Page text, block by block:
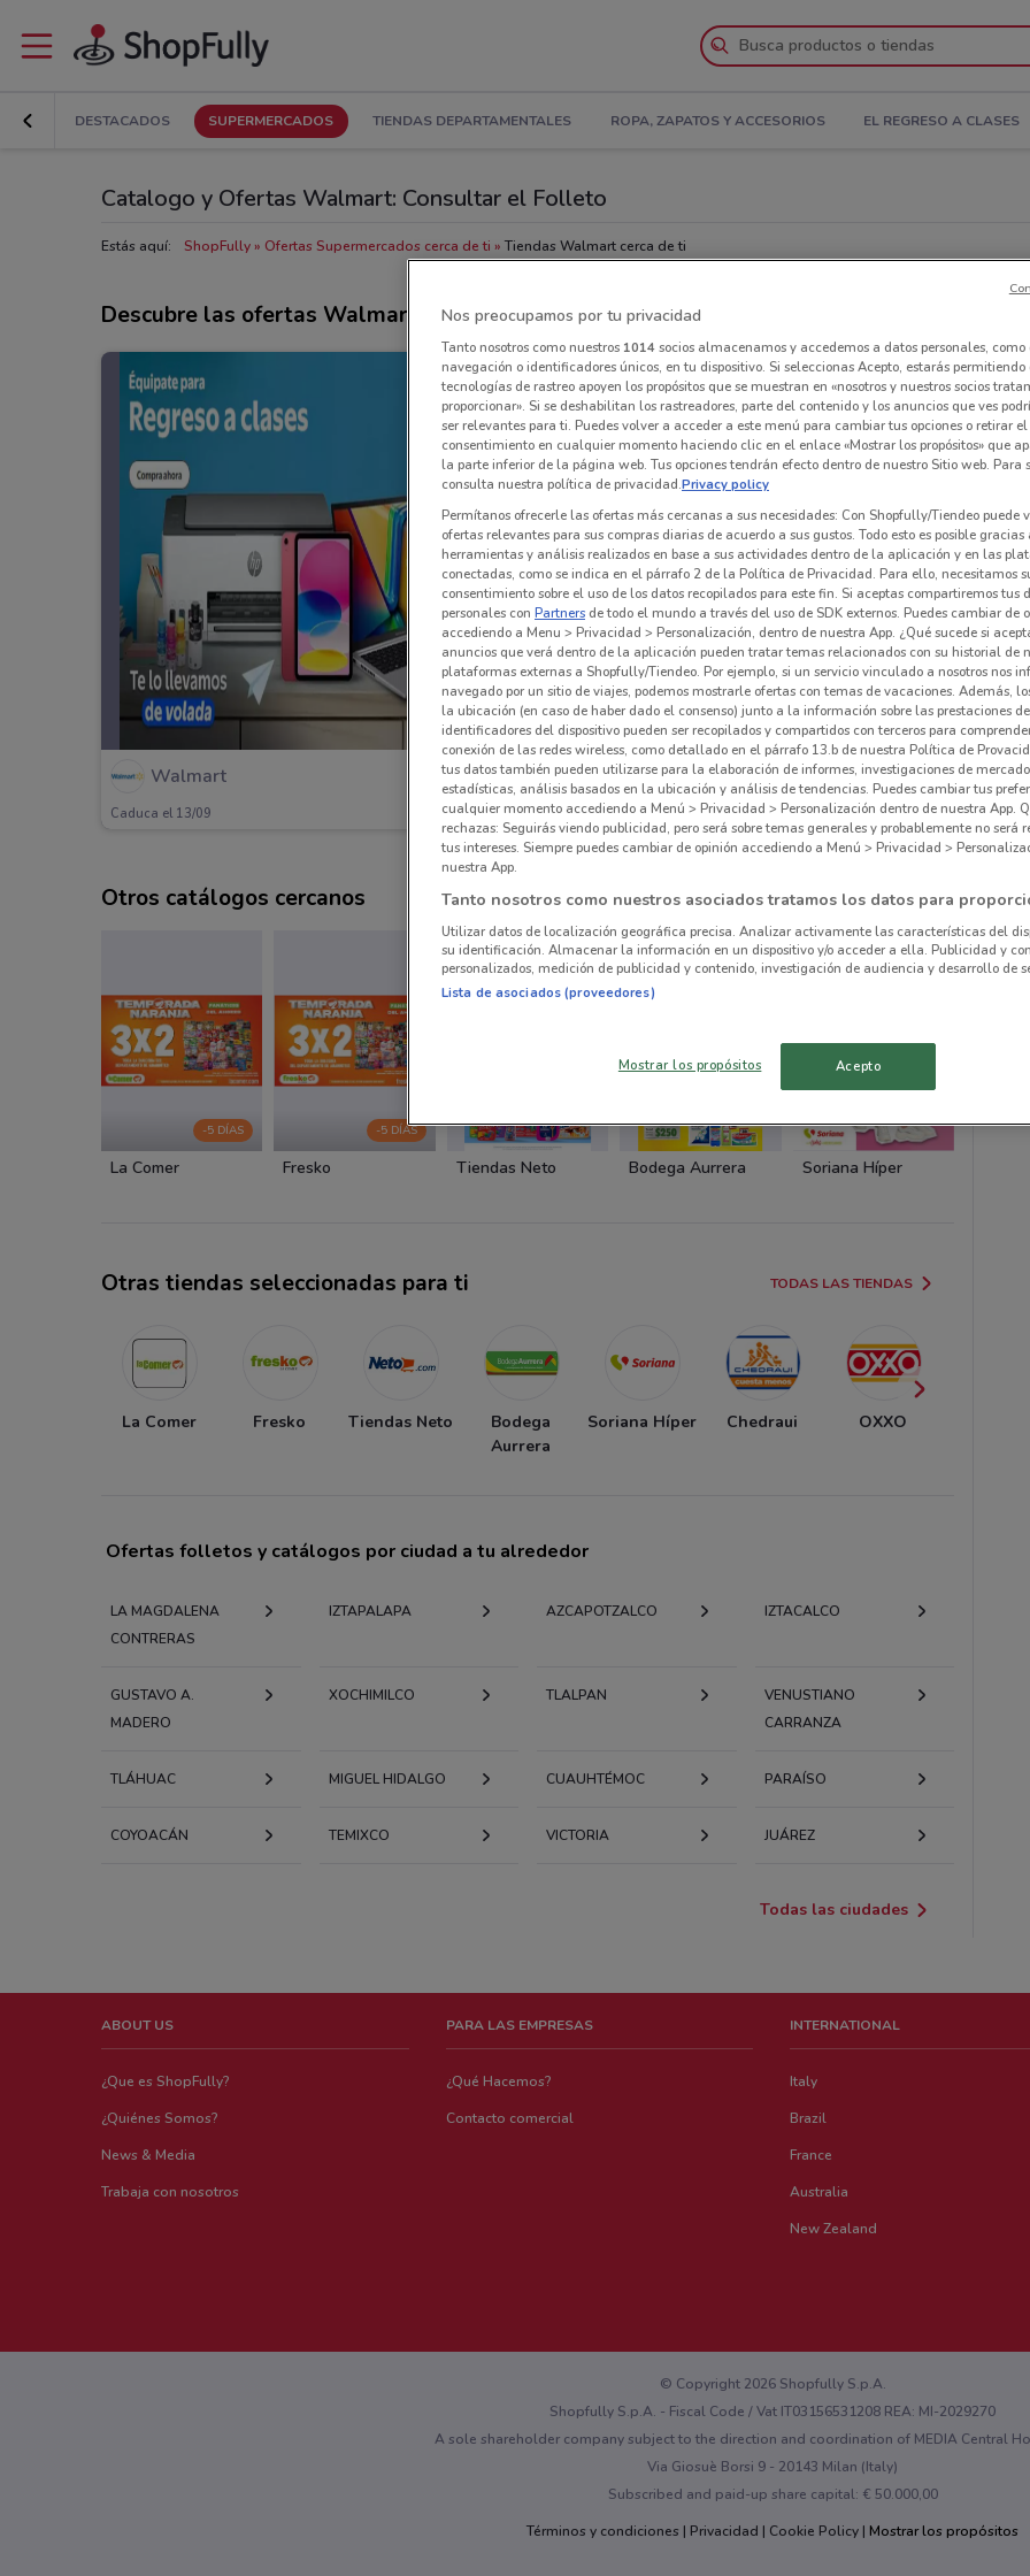
DESTACADOS SUPERMERCADOS TIENDAS DEPARTAMENTALES ROPA, ZAPATOS Y ACCESORIOS EL REGRESO A CLASES
Catalogo y Ofertas Walmart: Consultar el Folleto
Estás aquí: ShopFully Ofertas Supermercados cerca de ti Tiendas Walmart cerca de ti
Descubre las ofertas Walmart
Walmart
Caduca el 13/09 604 m
Otros catálogos cercanos
-5 DÍAS
La Comer
-5 DÍAS
Fresko Tiendas Neto Bodega Aurrera Soriana Híper
Otras tiendas seleccionadas para ti TODAS LAS TIENDAS
La Comer Fresko Tiendas Neto
Bodega
Aurrera
Soriana Híper Chedraui OXXO
Ofertas folletos y catálogos por ciudad a tu alrededor
LA MAGDALENA
CONTRERAS
IZTAPALAPA AZCAPOTZALCO IZTACALCO
GUSTAVO A.
MADERO
XOCHIMILCO TLALPAN
VENUSTIANO
CARRANZA
TLÁHUAC MIGUEL HIDALGO CUAUHTÉMOC PARAÍSO
COYOACÁN TEMIXCO VICTORIA JUÁREZ
Todas las ciudades
ABOUT US
¿Que es ShopFully?
¿Quiénes Somos?
News & Media
Trabaja con nosotros
PARA LAS EMPRESAS
¿Qué Hacemos?
Contacto comercial
INTERNATIONAL
Italy
Brazil
France
Australia
New Zealand
© Copyright 2026 Shopfully S.p.A.
Shopfully S.p.A. - Fiscal Code / Vat IT03156531208 REA: MI-2029270
A sole shareholder company subject to the direction and coordination of MEDIA Central
Via Giosuè Borsi 9 - 20143 Milan (Italy)
Subscribed and paid-up share capital: € 50.000,00
Términos y condiciones
Privacidad Cookie Policy Mostrar los propósitos
Nos preocupamos por tu privacidad
Tanto nosotros como nuestros 1014socios almacenamos y accedemos a datos personales, como
navegación o identificadores únicos, en tu dispositivo. Si seleccionas Acepto, estarás
tecnologías de rastreo apoyen los propósitos que se muestran en «nosotros y nuestros socios
proporcionar». Si se deshabilitan los rastreadores, parte del contenido y los anuncios que ves
ser relevantes para ti. Puedes volver a acceder a este menú para cambiar tus opciones o retirar el
consentimiento en cualquier momento haciendo clic en el enlace «Mostrar los propósitos» que
la parte inferior de la página web. Tus opciones tendrán efecto dentro de nuestro Sitio web. Para
consulta nuestra política de privacidad.Privacy policy
Permítanos ofrecerle las ofertas más cercanas a sus necesidades: Con Shopfully/Tiendeo puede
ofertas relevantes para sus compras diarias de acuerdo a sus gustos. Todo esto es posible gracias
herramientas y análisis realizados en base a sus actividades dentro de la aplicación y en las
conectadas, como se indica en el párrafo 2 de la Política de Privacidad. Para ello, necesitamos
consentimiento sobre el uso de los datos recopilados para este fin. Si aceptas compartiremos tus
personales con Partners de todo el mundo a través del uso de SDK externos. Puedes cambiar de
accediendo a Menu > Privacidad > Personalización, dentro de nuestra App. ¿Qué sucede si
anuncios que verá dentro de la aplicación pueden tratar temas relacionados con su historial de
plataformas externas a Shopfully/Tiendeo. Por ejemplo, si un servicio vinculado a nosotros nos
navegado por un sitio de viajes, podemos mostrarle ofertas con temas de vacaciones. Además,
la ubicación (en caso de haber dado el consenso) junto a la información sobre las prestaciones
identificadores del dispositivo pueden ser recopilados y compartidos con terceros para
conexión de las redes wireless, como detallado en el párrafo 13.b de nuestra Política de
tus datos también pueden utilizarse para la elaboración de informes, investigaciones de
estadísticas, análisis basados en la ubicación y análisis de tendencias. Puedes cambiar tus
cualquier momento accediendo a Menú > Privacidad > Personalización dentro de nuestra App.
rechazas: Seguirás viendo publicidad, pero será sobre temas generales y probablemente no será
tus intereses. Siempre puedes cambiar de opinión accediendo a Menú > Privacidad >
nuestra App.
Tanto nosotros como nuestros asociados tratamos los datos para
Utilizar datos de localización geográfica precisa. Analizar activamente las características del
su identificación. Almacenar la información en un dispositivo y/o acceder a ella. Publicidad y
personalizados, medición de publicidad y contenido, investigación de audiencia y desarrollo de
Lista de asociados (proveedores)
Mostrar los propósitos Acepto